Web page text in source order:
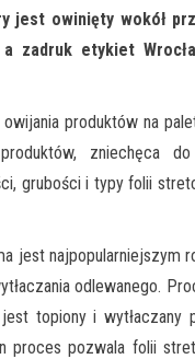
jest owinięty wokół
zadruk etykiet
produktów na
zniechęca do
grubości i typy folii
jest
odlewanego.
topiony i
proces pozwala folii